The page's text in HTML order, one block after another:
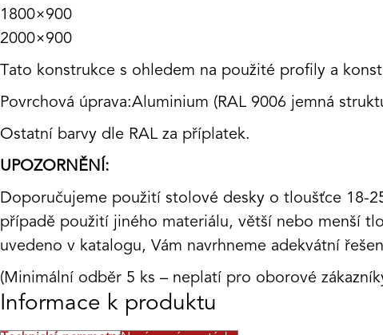
1800×900
2000×900
Tato konstrukce s ohledem na použité profily a
Povrchová úprava:Aluminium (RAL 9006 jemná
Ostatní barvy dle RAL za příplatek.
UPOZORNĚNÍ:
Doporučujeme použití stolové desky o tloušťce
případě použití jiného materiálu, větší nebo menší
uvedeno v katalogu, Vám navrhneme adekvátní
(Minimální odběr 5 ks – neplatí pro oborové
Informace k produktu